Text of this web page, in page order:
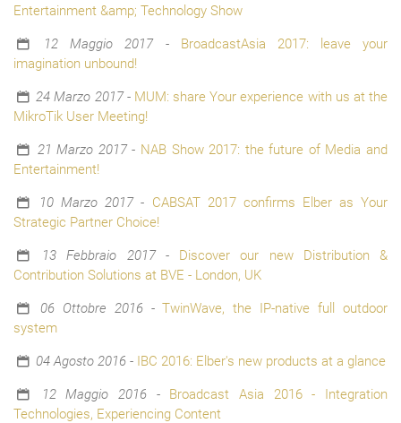
Entertainment &amp; Technology Show
12 Maggio 2017- BroadcastAsia 2017: leave your
imagination unbound!
24 Marzo 2017- MUM: share Your experience with us at the
MikroTik User Meeting!
21 Marzo 2017- NAB Show 2017: the future of Media and
Entertainment!
10 Marzo 2017- CABSAT 2017 confirms Elber as Your
Strategic Partner Choice!
13 Febbraio 2017- Discover our new Distribution &
Contribution Solutions at BVE - London, UK
06 Ottobre 2016-TwinWave, the IP-native full outdoor
system
04 Agosto 2016 - IBC 2016: Elber's new products at a glance
12 Maggio 2016 - Broadcast Asia 2016 - Integration
Technologies, Experiencing Content